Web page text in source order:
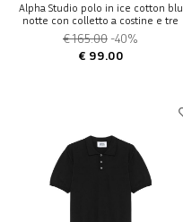
Alpha Studio polo in ice cotton blu
notte con colletto a costine e tre
bottoni
€ 165.00 -40%
€ 99.00